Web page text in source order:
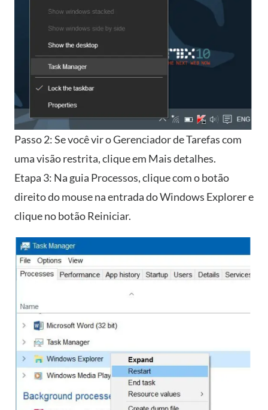
Passo 2: Se você vir o Gerenciador de Tarefas com
uma visão restrita, clique em Mais detalhes.
Etapa 3: Na guia Processos, clique com o botão
direito do mouse na entrada do Windows Explorer e
clique no botão Reiniciar.